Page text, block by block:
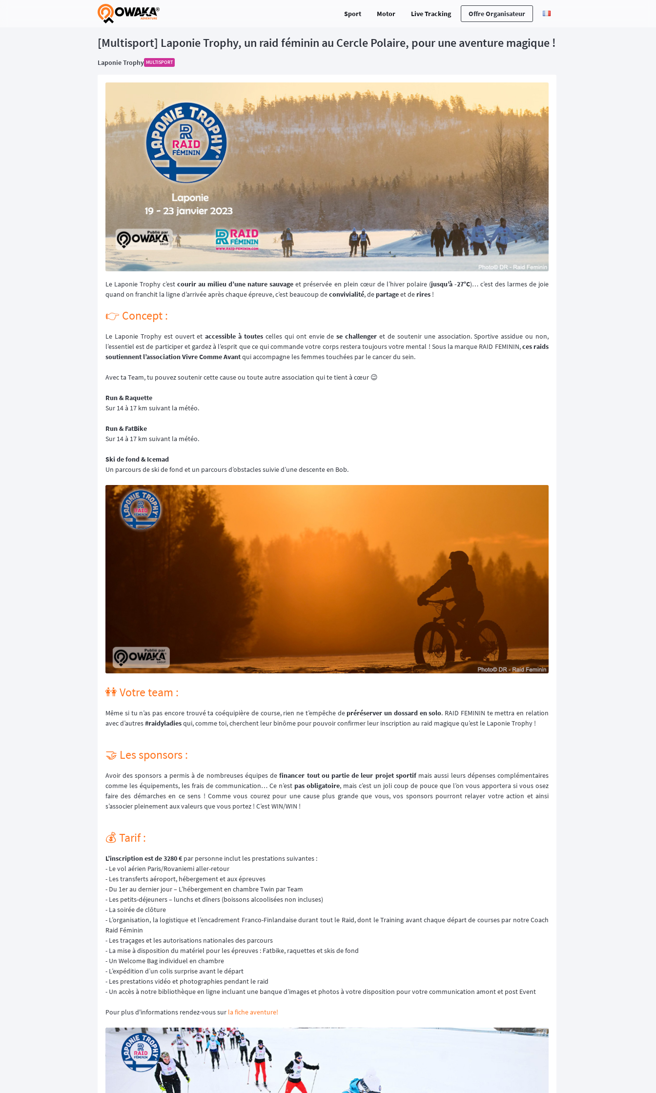
® Sport Motor Live Tracking Offre Organisateur
[Multisport] Laponie Trophy, un raid féminin au Cercle Polaire, pour une aventure magique !
Laponie Trophy MULTISPORT
Le Laponie Trophy c’estcourir au milieu d’une nature sauvage et préservée en plein cœur de l’hiver polaire (jusqu’à -27°C)… c’est des larmes de joie
quand on franchit la ligne d’arrivée après chaque épreuve, c’est beaucoup deconvivialité, de partageet de rires !
👉️ Concept :
Le Laponie Trophy est ouvert etaccessible à toutes celles qui ont envie dese challenger et de soutenir une association. Sportive assidue ou non,
l’essentiel est de participer et gardez à l’esprit que ce qui commande votre corps restera toujours votre mental ! Sous la marque RAID FEMININ,ces raids
soutiennent l’association Vivre Comme Avantqui accompagne les femmes touchées par le cancer du sein.
Avec ta Team, tu pouvez soutenir cette cause ou toute autre association qui te tient à cœur 😉
Run & Raquette
Sur 14 à 17 km suivant la météo.
Run & FatBike
Sur 14 à 17 km suivant la météo.
Ski de fond & Icemad
Un parcours de ski de fond et un parcours d’obstacles suivie d’une descente en Bob.
👭 Votre team :
Même si tu n’as pas encore trouvé ta coéquipière de course, rien ne t’empêche de préréserver un dossard en solo. RAID FEMININ te mettra en relation
avec d’autres#raidyladiesqui, comme toi, cherchent leur binôme pour pouvoir confirmer leur inscription au raid magique qu’est le Laponie Trophy !
🤝 Les sponsors :
Avoir des sponsors a permis à de nombreuses équipes definancer tout ou partie de leur projet sportifmais aussi leurs dépenses complémentaires
comme les équipements, les frais de communication… Ce n’est pas obligatoire, mais c’est un joli coup de pouce que l’on vous apportera si vous osez
faire des démarches en ce sens ! Comme vous courez pour une cause plus grande que vous, vos sponsors pourront relayer votre action et ainsi
s’associer pleinement aux valeurs que vous portez ! C’est WIN/WIN !
💰️ Tarif :
L’inscription est de 3280 € par personne inclut les prestations suivantes :
- Le vol aérien Paris/Rovaniemi aller-retour
- Les transferts aéroport, hébergement et aux épreuves
- Du 1er au dernier jour – L’hébergement en chambre Twin par Team
- Les petits-déjeuners – lunchs et dîners (boissons alcoolisées non incluses)
- La soirée de clôture
- L’organisation, la logistique et l’encadrement Franco-Finlandaise durant tout le Raid, dont le Training avant chaque départ de courses par notre Coach
Raid Féminin
- Les traçages et les autorisations nationales des parcours
- La mise à disposition du matériel pour les épreuves : Fatbike, raquettes et skis de fond
- Un Welcome Bag individuel en chambre
- L’expédition d’un colis surprise avant le départ
- Les prestations vidéo et photographies pendant le raid
- Un accès à notre bibliothèque en ligne incluant une banque d’images et photos à votre disposition pour votre communication amont et post Event
Pour plus d'informations rendez-vous sur la fiche aventure!